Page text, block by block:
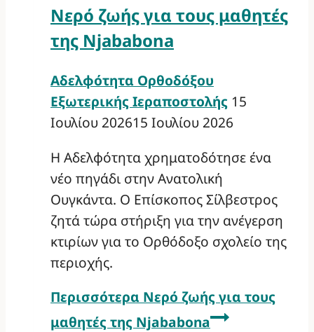
Νερό ζωής για τους μαθητές
της Njababona
Αδελφότητα Ορθοδόξου
Εξωτερικής Ιεραποστολής 15
Ιουλίου 202615 Ιουλίου 2026
Η Αδελφότητα χρηματοδότησε ένα
νέο πηγάδι στην Ανατολική
Ουγκάντα. Ο Επίσκοπος Σίλβεστρος
ζητά τώρα στήριξη για την ανέγερση
κτιρίων για το Ορθόδοξο σχολείο της
περιοχής.
Περισσότερα Νερό ζωής για τους
μαθητές της Njababona